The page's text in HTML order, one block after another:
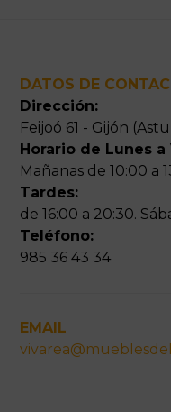
DATOS DE
Dirección:
Feijoó 61 - Gijón
Horario de Lunes a
Mañanas de 10:00 a
Tardes:
de 16:00 a 20:30.
Teléfono:
985 36 43 34
EMAIL